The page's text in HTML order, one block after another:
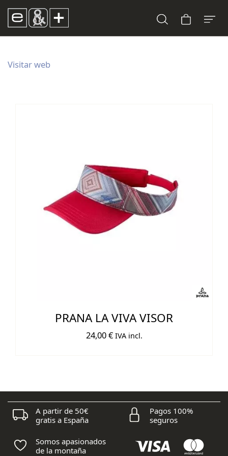
Visitar web
PRANA LA VIVA VISOR
24,00€ IVA incl.
A partir de 50€
gratis a España
Pagos 100%
seguros
Somos apasionados
de la montaña